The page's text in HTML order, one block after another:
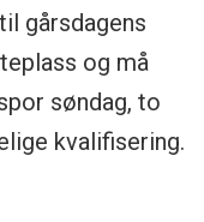
gårsdagens
og må
søndag, to
kvalifisering.